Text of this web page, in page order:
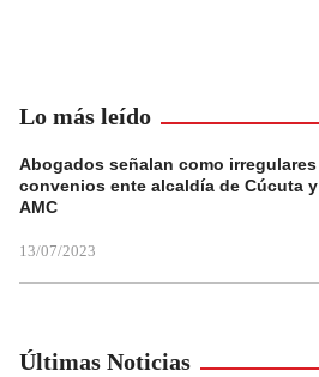
Lo más leído
Abogados señalan como irregulares
convenios ente alcaldía de Cúcuta y
AMC
13/07/2023
Últimas Noticias